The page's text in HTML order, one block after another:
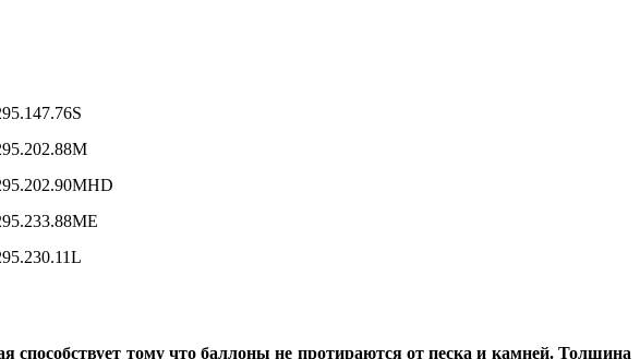
способствует тому что баллоны не протираются от песка и камней. Толщина